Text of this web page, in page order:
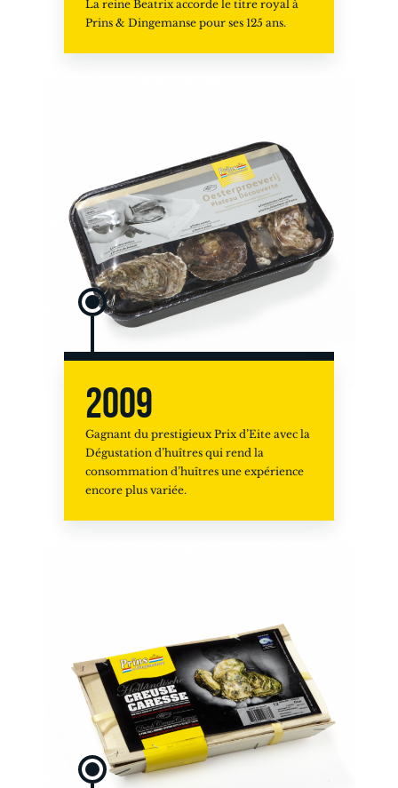
La reine Beatrix accorde le titre royal à
Prins & Dingemanse pour ses 125 ans.
2009
Gagnant du prestigieux Prix d’Eite avec la
Dégustation d’huîtres qui rend la
consommation d’huîtres une expérience
encore plus variée.